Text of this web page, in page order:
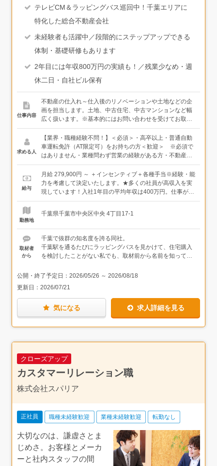
テレビCM＆ラッピングバス巡回中！千葉エリアに
特化した総合不動産会社
未経験者も活躍中／段階的にステップアップできる
体制・基礎研修もあります
2年目には年収800万円の実績も！／残業少なめ・週
休二日・自社ビル保有
仕事内容
不動産の仕入れ～仕入後のリノベーションや土地などの企
画を担当します。土地、中古住宅、中古マンションなど幅
広く扱います。※基本的にはお問い合わせを受けてお取引
が始まる反響営業ですが、時には近くの不動産会社に訪問
して、物件情報などを聞いたりします※月に30～40件ほど
のお問い合わせがあり、1人あたり平均して月1～2件は買
取や仲介の契約をしています＜仕事の流れ＞●お問い合わ
見ながら気になった土地や物件に対して掲載元へ問い合わ
せ → 仲介業者を通じた提案を実施）（2）「不動産を売り
たい」お客様から直接お問い合わせをいただき、資料をま
の価値、ニーズを割り出した上で購入します。事前に状態
れ部門の会議にて、仕入れた不動産をリノベーションする
のか、そのまま売るのか、新築を建てるのかなどを判断し
ます。リノベーションやリフォームをする場合は、大まか
から不動産の知識、営業手法まで段階的に学べる手厚い研
修をご用意しています。全くの未経験の方でも安心して仕
の流れや商談方法、エリアの地理情報などを学んでいきま
す。3ヶ月～半年を目安に、一通りの仕事内容を掴んでい
ただき、少しずつ担当を持っていただく予定です。独り立
ち後も、わからないことがあれば遠慮なく周りに聞ける環
求める人
【業界・職種経験不問！】＜必須＞・高卒以上・普通自動
車運転免許（AT限定可）をお持ちの方＜歓迎＞ ※必須で
はありません・業種問わず営業の経験がある方・不動産業
界の経験がある方※ご経験に合わせて研修を行います。経
験者の方は、早い段階で戦力になっていただけます＜この
ような方に向いています＞●調べ物をすることが好きな
方 …お客様が所有する土地や建物を知るために登記や昔
な気分になれる仕事です●コツコツ地道な作業が好きな方●
の声をいただくことも多くあります
給与
月給 279,900円 ～ ＋インセンティブ＋各種手当※経験・能
力を考慮して決定いたします。★多くの社員が高収入を実
現しています！入社1年目の平均年収は400万円。仕事が軌
道に乗り始める2年目以降は、月収換算で40～50万円とい
伝えします。＜モデル年収例＞・年収800万円／27歳、入
8年目、元アパレルスタッフ
勤務地
千葉県千葉市中央区中央 4丁目17-1
取材者
から
千葉で抜群の知名度を誇る同社。
千葉駅を通るたびにラッピングバスを見かけて、住宅購入
を検討したことがない私でも、取材前から名前を知ってい
社の規模が仕事のしやすさにも繋がっているとのこと。未
自社ビルの中に仕入・販売・設計・施工まで揃う一貫体制
も、同社ならではの魅力です。外注を介さず案件が進むた
め、お客様への対応スピードも、社員の働きやすさも一段
違うと感じました。
印象的だったのは、社員の皆様の経歴の多様さです。介護
験で入社された方もいらっしゃいました。共通していたの
は「年功序列ではなく、やった分だけ評価される」という
言葉。実際に入社2年目で役職に登用されたお話もあり、
確かな裏付けを感じました。
写真撮影にはたくさんの方にご参加いただきました。待機
中に談笑される様子からは、実力主義でも殺伐とせず、お
互いを認め合いながら伸び伸び働いている空気が伝わって
きました。
千葉で腰を据えて、自分の実力と経験を活かして長く働き
たい方には、ぜひ一度向き合っていただきたい会社です。
公開・終了予定日： 2026/05/26 ～ 2026/08/18
更新日： 2026/07/21
気になる 求人詳細を見る
クローズアップ
カスタマーリレーション職
株式会社スパリア
正社員 職種未経験歓迎 業種未経験歓迎 転勤なし
大切なのは、謙虚さとま
じめさ。お客様とメーカ
ーと社内スタッフの間